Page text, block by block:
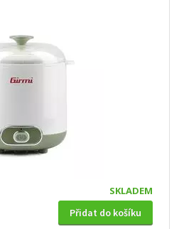
SKLADEM
Přidat do košíku